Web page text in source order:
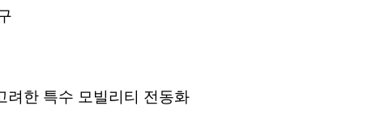
려한 특수 모빌리티 전동화